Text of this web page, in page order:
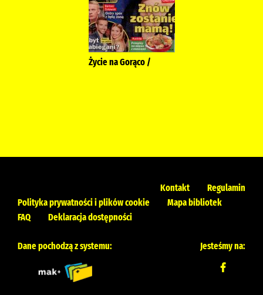
Życie na Gorąco /
Kontakt
Regulamin
Polityka prywatności i plików cookie
Mapa bibliotek
FAQ
Deklaracja dostępności
Dane pochodzą z systemu: Jesteśmy na: